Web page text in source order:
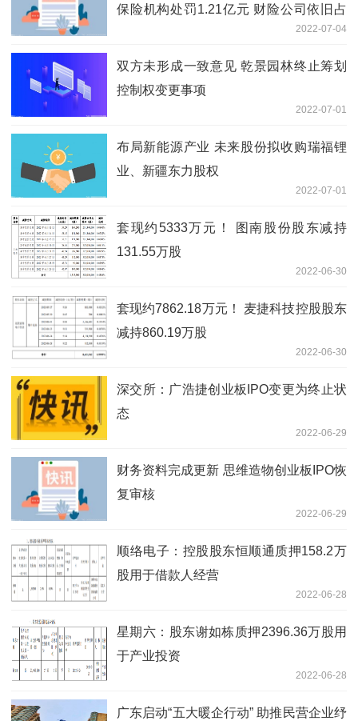
保险机构处罚1.21亿元 财险公司依旧占
2022-07-04
双方未形成一致意见 乾景园林终止筹划
控制权变更事项
2022-07-01
布局新能源产业 未来股份拟收购瑞福锂
业、新疆东力股权
2022-07-01
套现约5333万元！ 图南股份股东减持
131.55万股
2022-06-30
套现约7862.18万元！ 麦捷科技控股股东
减持860.19万股
2022-06-30
深交所：广浩捷创业板IPO变更为终止状
态
2022-06-29
财务资料完成更新 思维造物创业板IPO恢
复审核
2022-06-29
顺络电子：控股股东恒顺通质押158.2万
股用于借款人经营
2022-06-28
星期六：股东谢如栋质押2396.36万股用
于产业投资
2022-06-28
广东启动“五大暖企行动” 助推民营企业纾